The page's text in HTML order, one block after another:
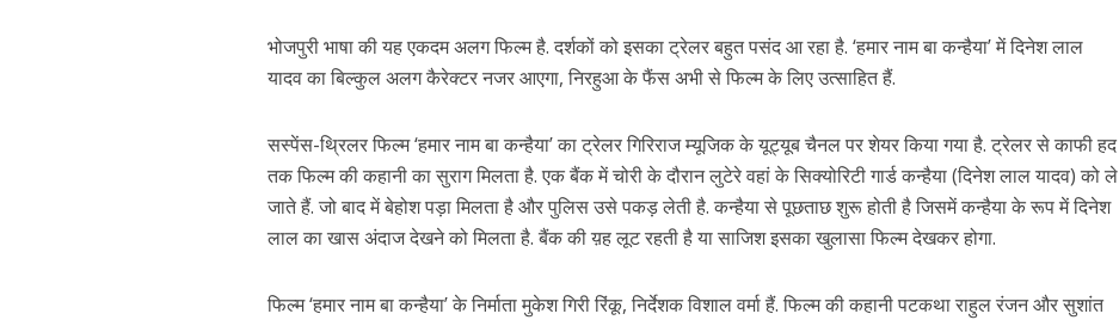
भोजपुरी भाषा की यह एकदम अलग फिल्म है. दर्शकों को इसका ट्रेलर बहुत पसंद आ रहा है. ‘हमार नाम बा कन्हैया’ में दिनेश लाल
यादव का बिल्कुल अलग कैरेक्टर नजर आएगा, निरहुआ के फैंस अभी से फिल्म के लिए उत्साहित हैं.
सस्पेंस-थ्रिलर फिल्म ‘हमार नाम बा कन्हैया’ का ट्रेलर गिरिराज म्यूजिक के यूट्यूब चैनल पर शेयर किया गया है. ट्रेलर से काफी हद
तक फिल्म की कहानी का सुराग मिलता है. एक बैंक में चोरी के दौरान लुटेरे वहां के सिक्योरिटी गार्ड कन्हैया (दिनेश लाल यादव) को ले
जाते हैं. जो बाद में बेहोश पड़ा मिलता है और पुलिस उसे पकड़ लेती है. कन्हैया से पूछताछ शुरू होती है जिसमें कन्हैया के रूप में दिनेश
लाल का खास अंदाज देखने को मिलता है. बैंक की य़ह लूट रहती है या साजिश इसका खुलासा फिल्म देखकर होगा.
फिल्म ‘हमार नाम बा कन्हैया’ के निर्माता मुकेश गिरी रिंकू, निर्देशक विशाल वर्मा हैं. फिल्म की कहानी पटकथा राहुल रंजन और सुशांत